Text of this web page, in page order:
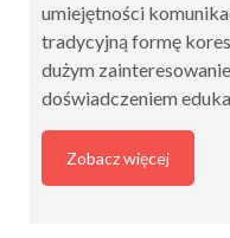
umiejętności
tradycyjną formę
dużym
doświadczeniem
Zobacz więcej